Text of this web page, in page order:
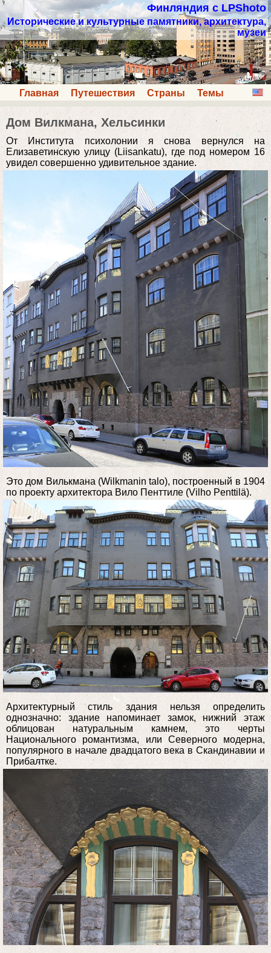
Финляндия с LPShoto
Исторические и культурные памятники, архитектура,
музеи
Главная Путешествия Страны Темы
Дом Вилкмана, Хельсинки
От Института психолонии я снова вернулся на
Елизаветинскую улицу (Liisankatu), где под номером 16
увидел совершенно удивительное здание.
Это дом Вилькмана (Wilkmanin talo), построенный в 1904
по проекту архитектора Вило Пенттиле (Vilho Penttilä).
Архитектурный стиль здания нельзя определить
однозначно: здание напоминает замок, нижний этаж
облицован натуральным камнем, это черты
Национального романтизма, или Северного модерна,
популярного в начале двадцатого века в Скандинавии и
Прибалтке.